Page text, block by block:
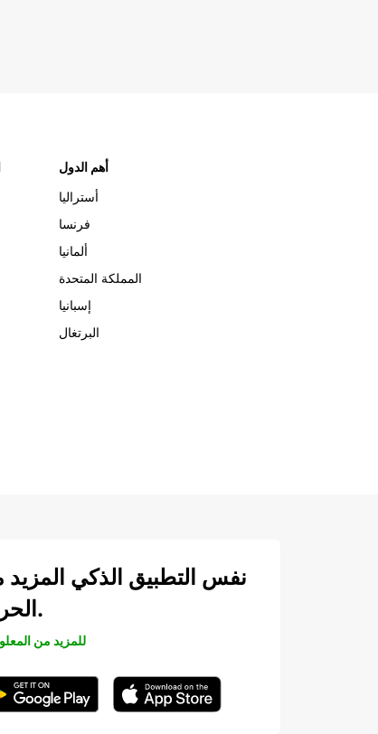
أهم الدول
أستراليا
فرنسا
ألمانيا
المملكة المتحدة
إسبانيا
البرتغال
نفس التطبيق الذكي
الحركة.
للمزيد من